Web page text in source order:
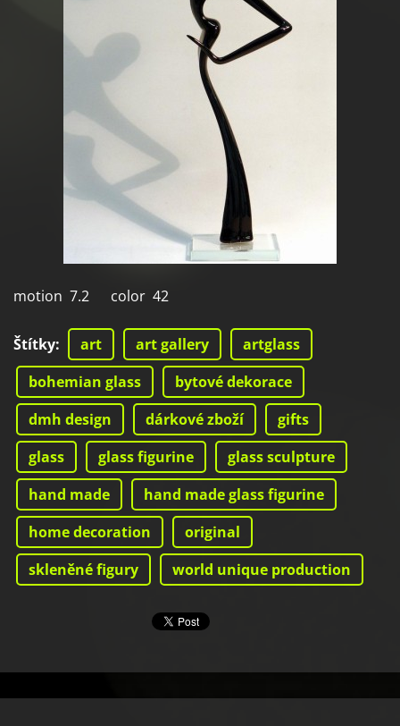
motion 7.2 color 42
Štítky: art art gallery
artglass
bohemian glass
bytové dekorace
dmh design
dárkové zboží
gifts
glass
glass figurine
glass sculpture
hand made
hand made glass figurine
home decoration
original
skleněné figury
world unique production